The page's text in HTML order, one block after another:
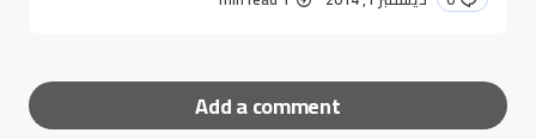
Add a comment